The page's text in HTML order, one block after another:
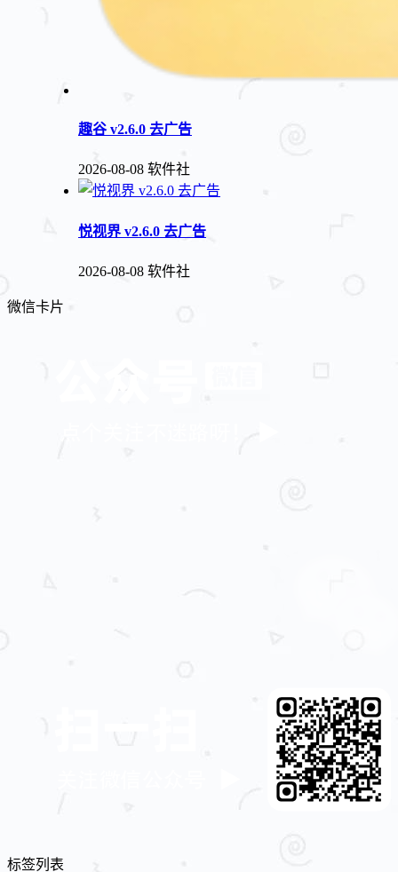
趣谷 v2.6.0 去广告
2026-08-08 软件社
悦视界 v2.6.0 去广告
2026-08-08 软件社
微信卡片
标签列表